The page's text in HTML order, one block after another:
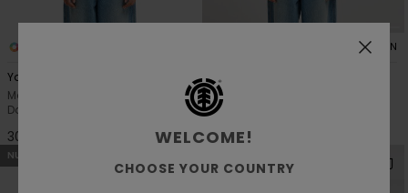
Yarnhill
Maglietta a maniche corte Nero
Donna
30,00 €
ORGANIC COTTON
Dandelion
Maglietta a maniche corte
Grigio Donna
35,00 €
NUOVI ARRIVI
WELCOME!
CHOOSE YOUR COUNTRY